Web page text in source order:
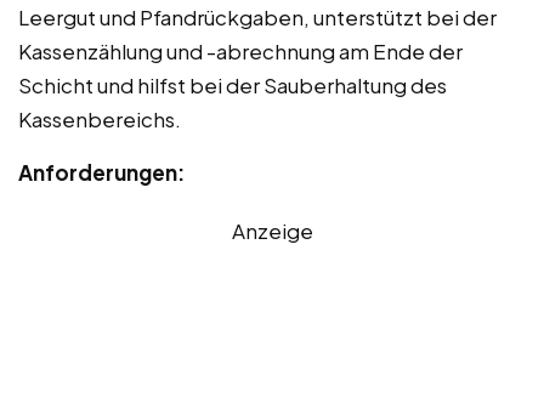
Leergut und Pfandrückgaben, unterstützt bei der
Kassenzählung und -abrechnung am Ende der
Schicht und hilfst bei der Sauberhaltung des
Kassenbereichs.
Anforderungen:
Anzeige